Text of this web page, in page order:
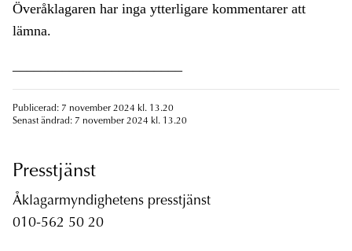
Överåklagaren har inga ytterligare kommentarer att
lämna.
Publicerad: 7 november 2024 kl. 13.20
Senast ändrad: 7 november 2024 kl. 13.20
Presstjänst
Åklagarmyndighetens presstjänst
010-562 50 20